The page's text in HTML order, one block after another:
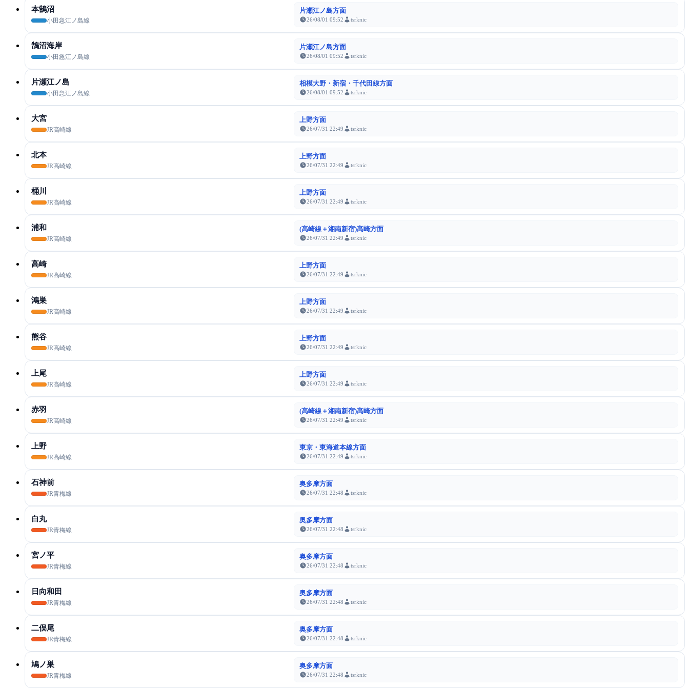
本鵠沼
小田急江ノ島線
片瀬江ノ島方面
26/08/01 09:52 tsrknic
鵠沼海岸
小田急江ノ島線
片瀬江ノ島方面
26/08/01 09:52 tsrknic
片瀬江ノ島
小田急江ノ島線
相模大野・新宿・千代田線方面
26/08/01 09:52 tsrknic
大宮
JR高崎線
上野方面
26/07/31 22:49 tsrknic
北本
JR高崎線
上野方面
26/07/31 22:49 tsrknic
桶川
JR高崎線
上野方面
26/07/31 22:49 tsrknic
浦和
JR高崎線
(高崎線＋湘南新宿)高崎方面
26/07/31 22:49 tsrknic
高崎
JR高崎線
上野方面
26/07/31 22:49 tsrknic
鴻巣
JR高崎線
上野方面
26/07/31 22:49 tsrknic
熊谷
JR高崎線
上野方面
26/07/31 22:49 tsrknic
上尾
JR高崎線
上野方面
26/07/31 22:49 tsrknic
赤羽
JR高崎線
(高崎線＋湘南新宿)高崎方面
26/07/31 22:49 tsrknic
上野
JR高崎線
東京・東海道本線方面
26/07/31 22:49 tsrknic
石神前
JR青梅線
奥多摩方面
26/07/31 22:48 tsrknic
白丸
JR青梅線
奥多摩方面
26/07/31 22:48 tsrknic
宮ノ平
JR青梅線
奥多摩方面
26/07/31 22:48 tsrknic
日向和田
JR青梅線
奥多摩方面
26/07/31 22:48 tsrknic
二俣尾
JR青梅線
奥多摩方面
26/07/31 22:48 tsrknic
鳩ノ巣
JR青梅線
奥多摩方面
26/07/31 22:48 tsrknic